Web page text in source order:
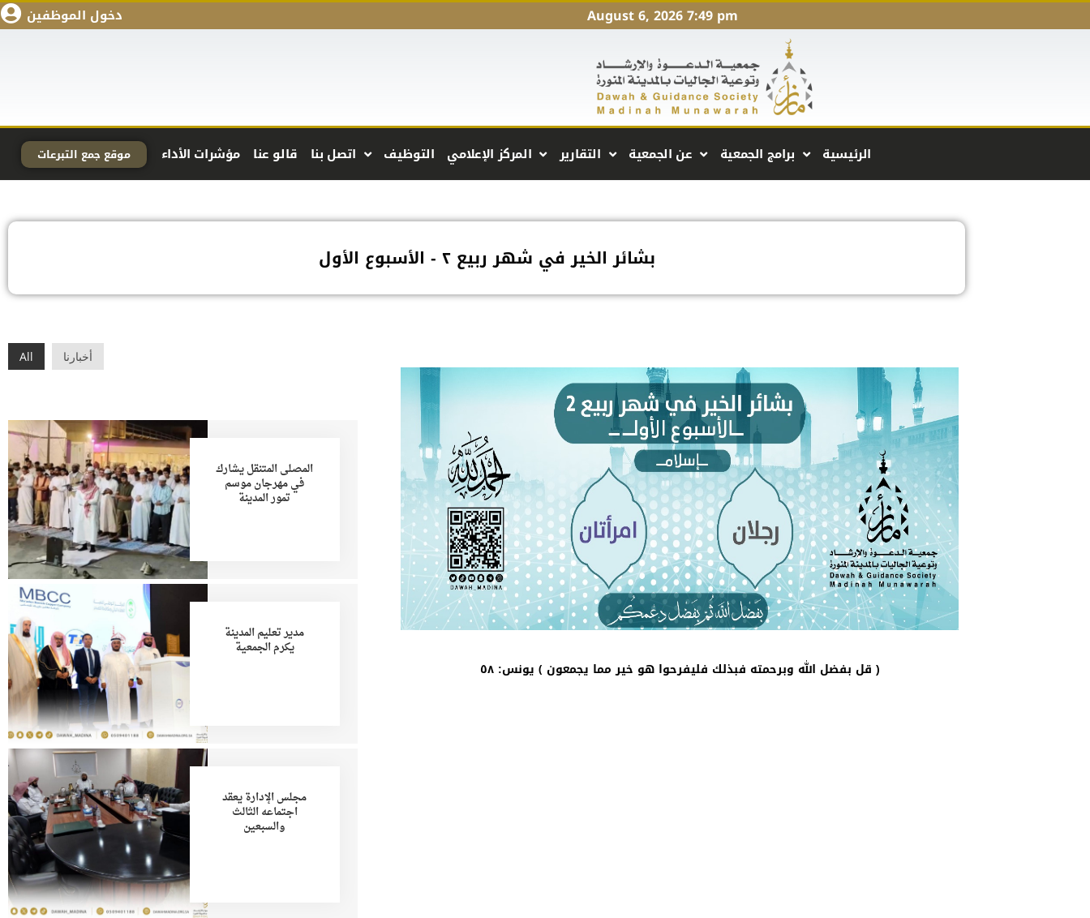
دخول الموظفين August 6, 2026 7:49 pm
موقع جمع التبرعات مؤشرات الأداء قالو عنا اتصل بنا التوظيف المركز الإعلامي التقارير عن الجمعية برامج الجمعية الرئيسية
بشائر الخير في شهر ربيع ٢ - الأسبوع الأول
All أخبارنا
المصلى المتنقل يشارك
في مهرجان موسم
تمور المدينة
مدير تعليم المدينة
يكرم الجمعية
مجلس الإدارة يعقد
اجتماعه الثالث
والسبعين
قل بفضل الله وبرحمته فبذلك فليفرحوا هو خير مما يجمعون ﴾ يونس: ٥٨ )